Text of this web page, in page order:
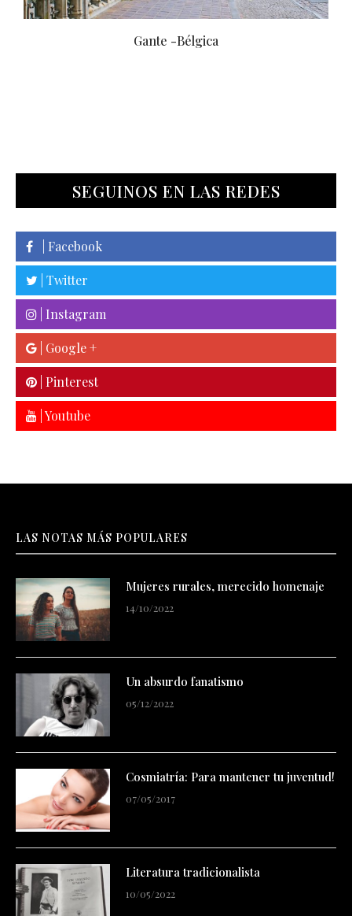
Gante -Bélgica
SEGUINOS EN LAS REDES
| Facebook
| Twitter
| Instagram
| Google +
| Pinterest
| Youtube
LAS NOTAS MÁS POPULARES
Mujeres rurales, merecido homenaje
14/10/2022
Un absurdo fanatismo
05/12/2022
Cosmiatría: Para mantener tu juventud!
07/05/2017
Literatura tradicionalista
10/05/2022